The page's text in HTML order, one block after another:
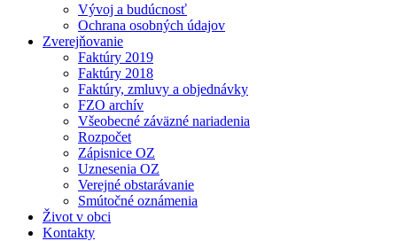
Vývoj a budúcnosť
Ochrana osobných údajov
Zverejňovanie
Faktúry 2019
Faktúry 2018
Faktúry, zmluvy a objednávky
FZO archív
Všeobecné záväzné nariadenia
Rozpočet
Zápisnice OZ
Uznesenia OZ
Verejné obstarávanie
Smútočné oznámenia
Život v obci
Kontakty